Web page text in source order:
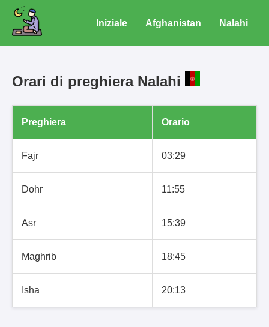
Iniziale Afghanistan Nalahi
Orari di preghiera Nalahi
Preghiera Orario
Fajr 03:29
Dohr 11:55
Asr 15:39
Maghrib 18:45
Isha 20:13